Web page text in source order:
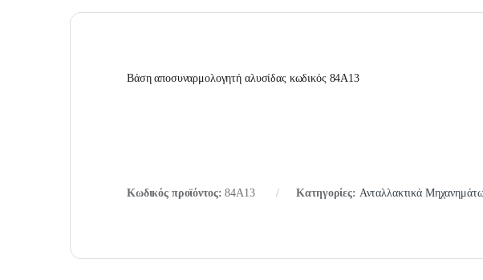
Βάση αποσυναρμολογητή αλυσίδας κωδικός 84A13
Κωδικός προϊόντος:84A13 Κατηγορίες: Ανταλλακτικά